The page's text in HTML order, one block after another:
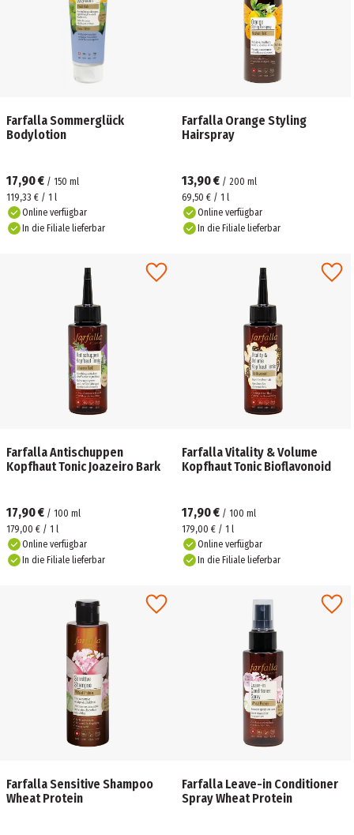
Farfalla Sommerglück
Bodylotion
17,90 € / 150 ml
119,33 € / 1 l
Online verfügbar
In die Filiale lieferbar
Farfalla Orange Styling
Hairspray
13,90 € / 200 ml
69,50 € / 1 l
Online verfügbar
In die Filiale lieferbar
Farfalla Antischuppen
Kopfhaut Tonic Joazeiro Bark
17,90 € / 100 ml
179,00 € / 1 l
Online verfügbar
In die Filiale lieferbar
Farfalla Vitality & Volume
Kopfhaut Tonic Bioflavonoid
17,90 € / 100 ml
179,00 € / 1 l
Online verfügbar
In die Filiale lieferbar
Farfalla Sensitive Shampoo
Wheat Protein
Farfalla Leave-in Conditioner
Spray Wheat Protein